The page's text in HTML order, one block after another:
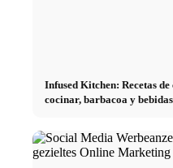
Infused Kitchen: Recetas
cocinar, barbacoa y bebidas